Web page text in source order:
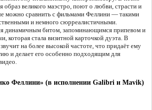
образ великого маэстро, поют о любви, страсти и
можно сравнить с фильмами Феллини — такими
и немного сюрреалистичными.
динамичным битом, запоминающимся припевом и
которая стала визитной карточкой дуэта. В
на более высокой частоте, что придаёт ему
и делает его особенно подходящим для
Феллини» (в исполнении Galibri и Mavik)